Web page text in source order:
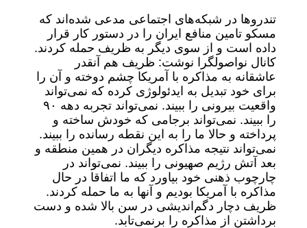
تندروها در شبکه‌های اجتماعی مدعی شده‌اند که
مسکو تامین منافع ایران را در دستور کار قرار
داده است و از سوی دیگر به ظریف حمله کردند.
کانال نواصولگرا نوشت: ظریف هم آنقدر
عاشقانه به مذاکره با آمریکا چشم دوخته و آن را
برای خود تبدیل به ایدئولوژی کرده که نمی‌تواند
واقعیت بیرونی را ببیند. نمی‌تواند تجربه دهه ۹۰
را ببیند. نمی‌تواند برجامی که خودش ساخته و
پرداخته و حالا ما را به این نقطه رسانده را ببیند.
نمی‌تواند نتیجه مذاکره دیگران در همین منطقه و
بعد آتش رژیم صهیونی را ببیند. نمی‌تواند در
چارچوب ذهنی خود بیاورد که ما اتفاقا در حال
مذاکره با آمریکا بودیم و آنها به ما حمله کردند.
ظریف دچار دگم‌اندیشی در سن بالا شده و دست
برداشتن از مذاکره را برنمی‌تابد.